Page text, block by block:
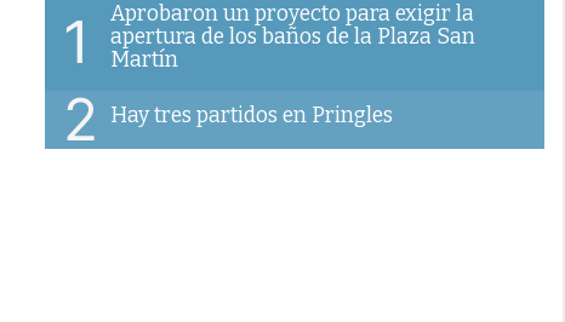
1
Aprobaron un proyecto para exigir la
apertura de los baños de la Plaza San
Martín
2 Hay tres partidos en Pringles